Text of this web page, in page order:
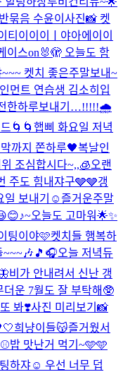
묶음 수윤이사진📸 켓
티이이이ㅣ야아에이이
이스on🐰🫣 오늘도 함
켓치 좋은주말보내~
먼트 연습생 김소히입
전한하루보내기…!!!!!🌧️
🌀🌀 햅삐 화요일 저녁
까지 쫀하루🖤복날인
조심합시다~,,🧊오랜
주도 힘내쟈구🩶🩶갱
일 보내기☺️즐거운주말
오늘도 고마워🌟✨
팅이야🩷켓치들 행복하
~~~🎶🎵🎧오늘 저녁듀
비가 안내려서 신난 갱
더운 7월도 잘 부탁해🥸
봐❣️사진 미리보기📸
희냥이들😽즐거웠서
밥 맛난거 먹기~🩵🩵
하쟈☺️ 우선 너무 덥